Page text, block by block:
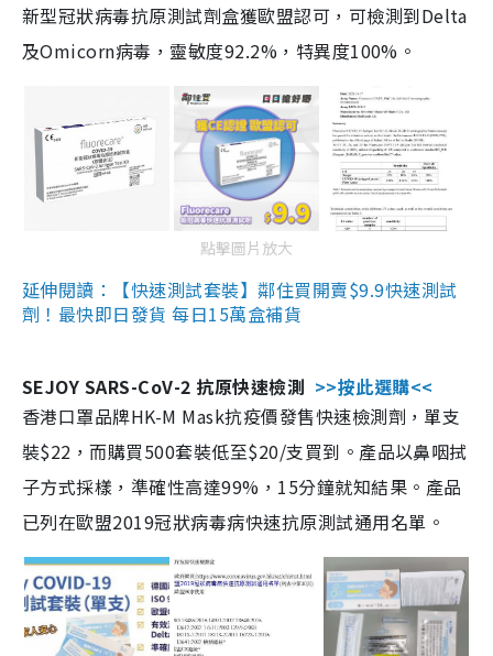
新型冠狀病毒抗原測試劑盒獲歐盟認可，可檢測到Delta
及Omicorn病毒，靈敏度92.2%，特異度100%。
點擊圖片放大
延伸閱讀：【快速測試套裝】鄰住買開賣$9.9快速測試
劑！最快即日發貨 每日15萬盒補貨
SEJOY SARS-CoV-2 抗原快速檢測 >>按此選購<<
香港口罩品牌HK-M Mask抗疫價發售快速檢測劑，單支
裝$22，而購買500套裝低至$20/支買到。產品以鼻咽拭
子方式採樣，準確性高達99%，15分鐘就知結果。產品
已列在歐盟2019冠狀病毒病快速抗原測試通用名單。